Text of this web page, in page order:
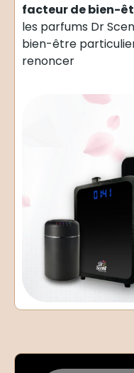
facteur de bien-
les parfums Dr
bien-être
renoncer